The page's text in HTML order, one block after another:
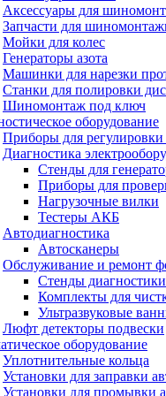
Аксессуары для
Запчасти для
Мойки для колес
Генераторы азота
Машинки для нарезки
Станки для полировки
Шиномонтаж под ключ
оборудование
Приборы для
Диагностика
Стенды для
Приборы для
Нагрузочные вилки
Тестеры АКБ
Автодиагностика
Автосканеры
Обслуживание и ремонт
Стенды
Комплекты для
Ультразвуковые
Люфт детекторы подвески
оборудование
Уплотнительные кольца
Установки для заправки
Установки для промывки